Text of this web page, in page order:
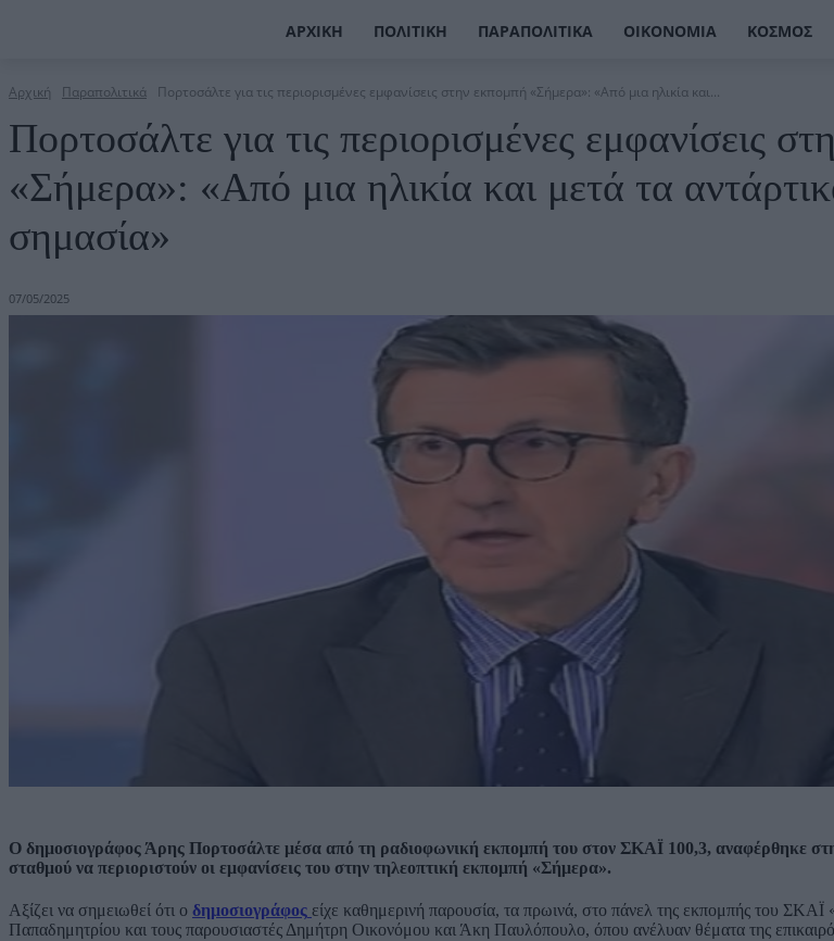
ΑΡΧΙΚΉ ΠΟΛΙΤΙΚΉ ΠΑΡΑΠΟΛΙΤΙΚΆ ΟΙΚΟΝΟΜΊΑ ΚΌΣΜΟΣ
Αρχική Παραπολιτικά Πορτοσάλτε για τις περιορισμένες εμφανίσεις στην εκπομπή «Σήμερα»: «Από μια ηλικία και...
Πορτοσάλτε για τις περιορισμένες εμφανίσεις
«Σήμερα»: «Από μια ηλικία και μετά τα
σημασία»
07/05/2025
Ο δημοσιογράφος Άρης Πορτοσάλτε μέσα από τη ραδιοφωνική εκπομπή του στον ΣΚΑΪ 100,3, αναφέρθηκε
σταθμού να περιοριστούν οι εμφανίσεις του στην τηλεοπτική εκπομπή «Σήμερα».
Αξίζει να σημειωθεί ότι ο δημοσιογράφος είχε καθημερινή παρουσία, τα πρωινά, στο πάνελ της εκπομπής του ΣΚΑΪ
Παπαδημητρίου και τους παρουσιαστές Δημήτρη Οικονόμου και Άκη Παυλόπουλο, όπου ανέλυαν θέματα της